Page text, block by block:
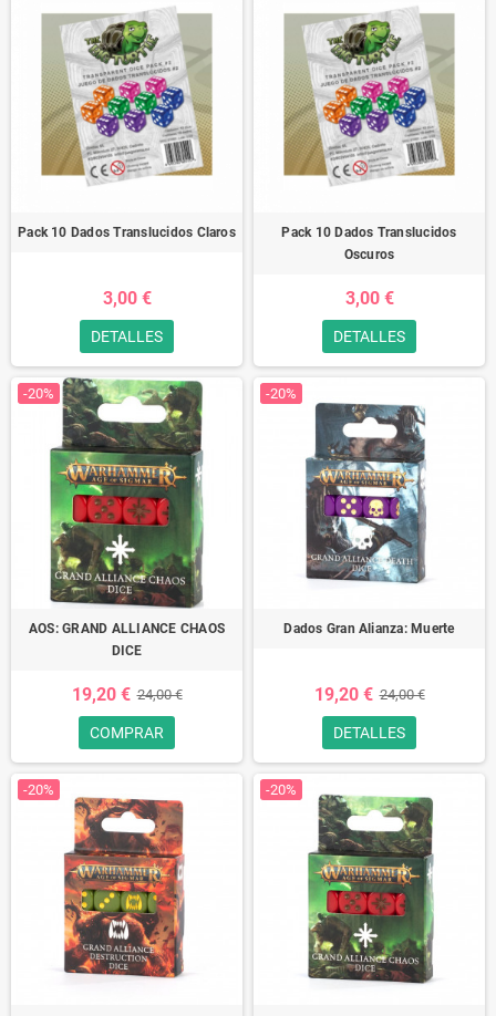
Pack 10 Dados Translucidos Claros
3,00 €
DETALLES
Pack 10 Dados Translucidos
Oscuros
3,00 €
DETALLES
-20%
AOS: GRAND ALLIANCE CHAOS
DICE
19,20 € 24,00 €
COMPRAR
-20%
Dados Gran Alianza: Muerte
19,20 € 24,00 €
DETALLES
-20% -20%